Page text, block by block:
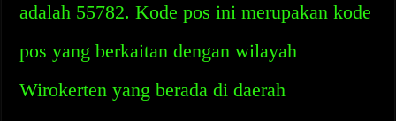
adalah 55782. Kode pos ini merupakan kode
pos yang berkaitan dengan wilayah
Wirokerten yang berada di daerah